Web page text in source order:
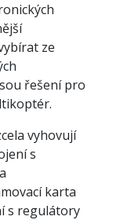
ze
řešení pro
vyhovují
s
karta
s regulátory